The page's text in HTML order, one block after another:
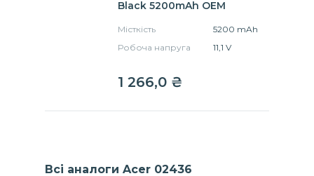
Black 5200mAh OEM
Місткість
5200 mAh
Робоча напруга
11,1 V
1 266,0 ₴
Всі аналоги Acer 02436